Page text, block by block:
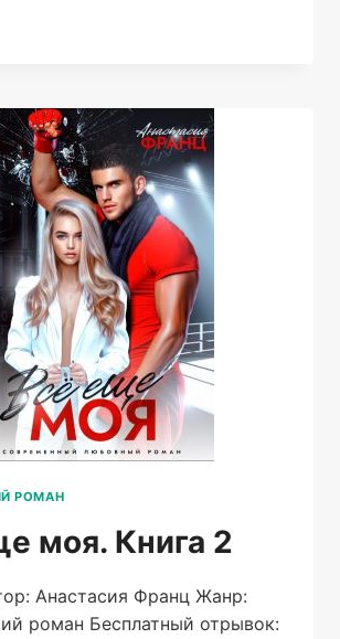
РОМАН
моя. Книга 2
Анастасия Франц Жанр:
роман Бесплатный отрывок: